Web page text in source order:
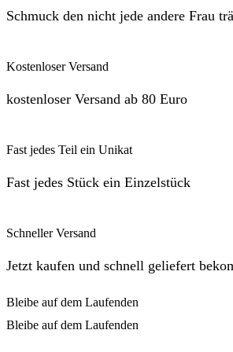
Schmuck den nicht jede andere Frau
Kostenloser Versand
kostenloser Versand ab 80 Euro
Fast jedes Teil ein Unikat
Fast jedes Stück ein Einzelstück
Schneller Versand
Jetzt kaufen und schnell geliefert
Bleibe auf dem Laufenden
Bleibe auf dem Laufenden